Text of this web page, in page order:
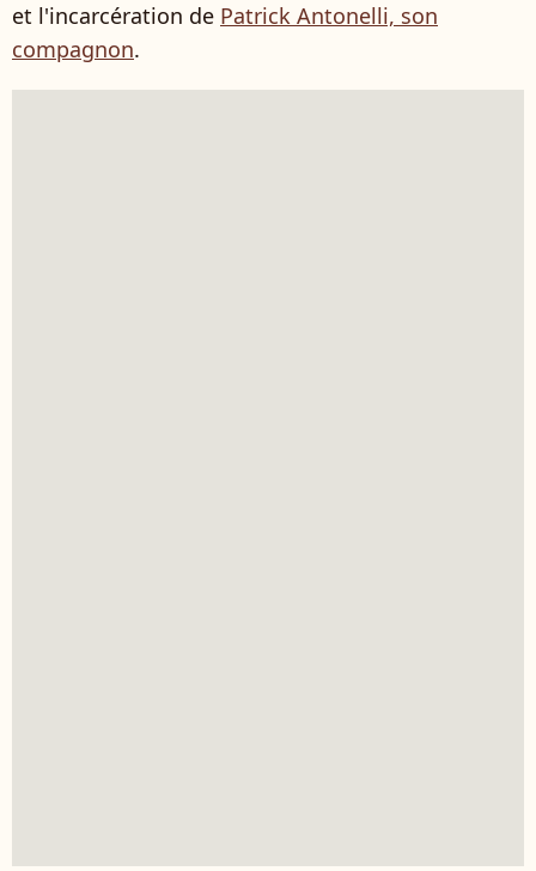
et l'incarcération de Patrick Antonelli, son
compagnon.